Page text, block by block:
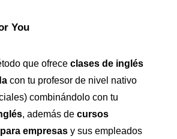
You
que ofrece clases de inglés
con tu profesor de nivel nativo
combinándolo con tu
, además de cursos
empresas y sus empleados